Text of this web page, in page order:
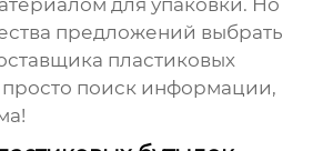
для упаковки. Но
предложений выбрать
пластиковых
просто поиск информации,